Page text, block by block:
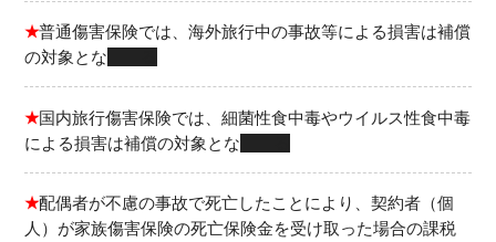
★普通傷害保険では、海外旅行中の事故等による損害は補償
の対象とな
★国内旅行傷害保険では、細菌性食中毒やウイルス性食中毒
による損害は補償の対象とな
★配偶者が不慮の事故で死亡したことにより、契約者（個
人）が家族傷害保険の死亡保険金を受け取った場合の課税